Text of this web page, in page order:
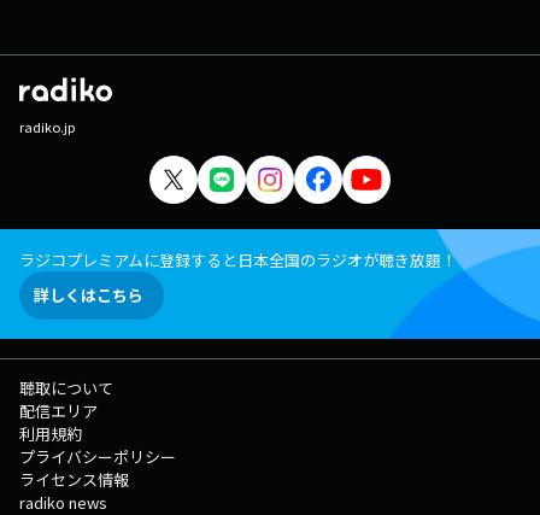
胸が熱くなる私だけのヒット曲！ そんなエモい曲・e.m.oソングを リ
スナーの皆さんのリクエスト＆エピソードと共にご紹介します！ リクエ
スト＆エピソード絶賛受付中！ 抽選で毎月10名様に明治ミルクチョコレ
ートセットをプレゼント！ ★よみきかせ ▽13:35〜 【 明治ミルク
年！ これまでたくさんの人たちの思い出を紡いできた 「明治ミルクチ
ョコレート」とお送りしていくコーナー！ 聴けば甘酸っぱい思い
曲！ そんなエモい曲・e.m.oソングを リスナーの皆さんのリクエス
ト＆エピソードと共にご紹介します！ ▽13:45〜 【 TOKYO FM NEWS
】 --- ▽14:32〜 【 カワイ肝油ドロップ presents よ・み・き・か・
せ 】 親子で楽しめる童話の朗読をお届けします。 番組Webサイト：
https://www.tfm.co.jp/darehana メッセージフォーム：
https://www.tfm.co.jp/f/darehana/form Xハッシュタグは「#ダレハ
ナ」 Xアカウントは「@darehanaTFM」
radiko.jp
ラジコプレミアムに登録すると日本全国のラジオが聴き放題！
詳しくはこちら
聴取について
配信エリア
利用規約
プライバシーポリシー
ライセンス情報
radiko news